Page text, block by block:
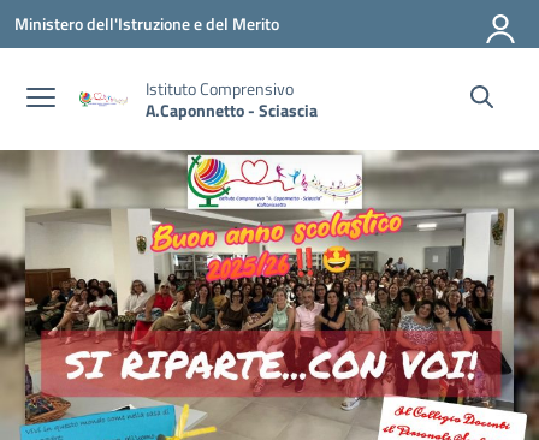
Vai ai contenuti
Vai al menu di navigazione
Vai al footer
Ministero dell'Istruzione e del Merito
Istituto Comprensivo
A.Caponnetto - Sciascia